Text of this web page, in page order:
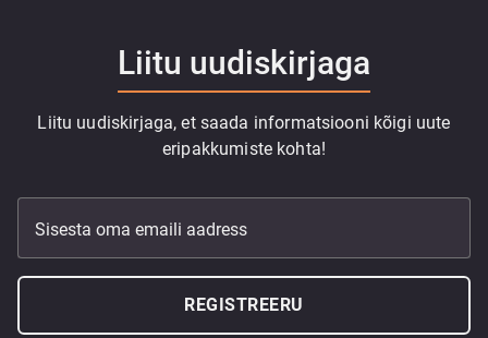
Liitu uudiskirjaga
Liitu uudiskirjaga, et saada informatsiooni kõigi uute
eripakkumiste kohta!
Sisesta oma emaili aadress
REGISTREERU